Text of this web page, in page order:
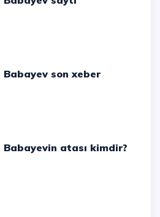
Babayev son xeber
Babayevin atası kimdir?